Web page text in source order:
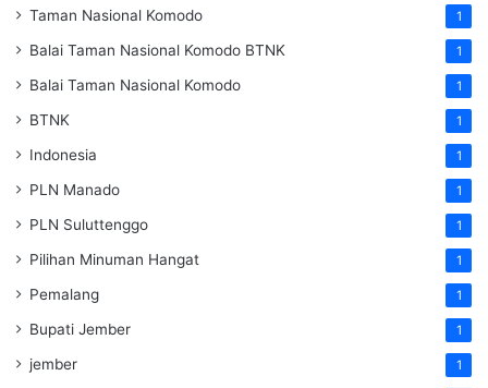
Taman Nasional Komodo 1
Balai Taman Nasional Komodo BTNK 1
Balai Taman Nasional Komodo 1
BTNK 1
Indonesia 1
PLN Manado 1
PLN Suluttenggo 1
Pilihan Minuman Hangat 1
Pemalang 1
Bupati Jember 1
jember 1